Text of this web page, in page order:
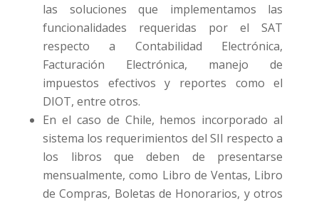
las soluciones que implementamos las
funcionalidades requeridas por el SAT
respecto a Contabilidad Electrónica,
Facturación Electrónica, manejo de
impuestos efectivos y reportes como el
DIOT, entre otros.
En el caso de Chile, hemos incorporado al
sistema los requerimientos del SII respecto a
los libros que deben de presentarse
mensualmente, como Libro de Ventas, Libro
de Compras, Boletas de Honorarios, y otros